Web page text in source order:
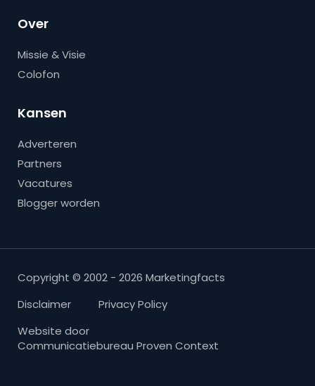
Over
Missie & Visie
Colofon
Kansen
Adverteren
Partners
Vacatures
Blogger worden
Copyright © 2002 - 2026 Marketingfacts
Disclaimer
Privacy Policy
Website door
Communicatiebureau Proven Context